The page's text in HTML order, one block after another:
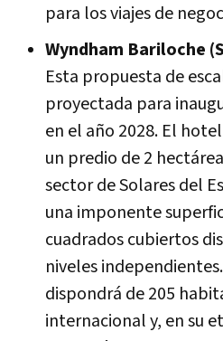
para los viajes de
Wyndham Bariloche
Esta propuesta de
proyectada para
en el año 2028. El
un predio de 2
sector de Solares del
una imponente
cuadrados cubiertos
niveles
dispondrá de 205
internacional y, en su